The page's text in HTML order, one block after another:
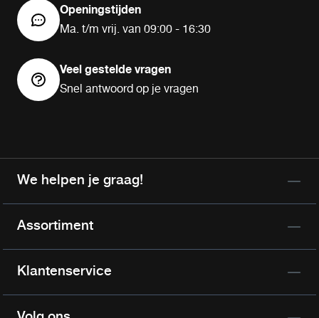
Openingstijden
Ma. t/m vrij. van 09:00 - 16:30
Veel gestelde vragen
Snel antwoord op je vragen
We helpen je graag!
Assortiment
Klantenservice